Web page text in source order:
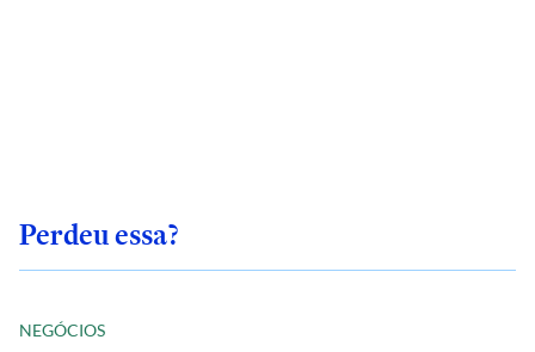
Perdeu essa?
NEGÓCIOS